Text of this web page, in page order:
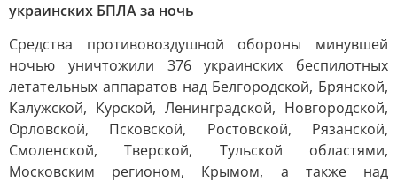
украинских БПЛА за ночь
Средства противовоздушной обороны минувшей
ночью уничтожили 376 украинских беспилотных
летательных аппаратов над Белгородской, Брянской,
Калужской, Курской, Ленинградской, Новгородской,
Орловской, Псковской, Ростовской, Рязанской,
Смоленской, Тверской, Тульской областями,
Московским регионом, Крымом, а также над